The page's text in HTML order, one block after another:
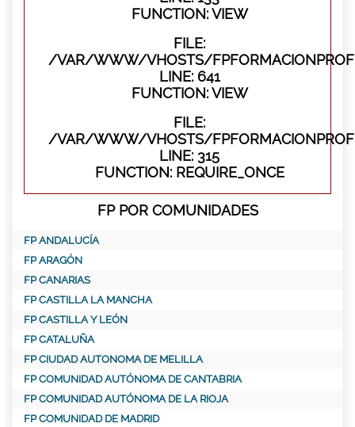
FUNCTION: VIEW
FILE:
/VAR/WWW/VHOSTS/
LINE: 641
FUNCTION: VIEW
FILE:
/VAR/WWW/VHOSTS/
LINE: 315
FUNCTION: REQUIRE_ONCE
FP POR COMUNIDADES
FP ANDALUCÍA
FP ARAGÓN
FP CANARIAS
FP CASTILLA LA MANCHA
FP CASTILLA Y LEÓN
FP CATALUÑA
FP CIUDAD AUTONOMA DE MELILLA
FP COMUNIDAD AUTÓNOMA DE CANTABRIA
FP COMUNIDAD AUTÓNOMA DE LA RIOJA
FP COMUNIDAD DE MADRID